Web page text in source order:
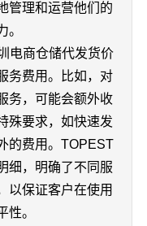
管理和运营他们的
。
电商仓储代发货价
务费用。比如，对
务，可能会额外收
殊要求，如快速发
的费用。TOPEST
细，明确了不同服
以保证客户在使用
性。